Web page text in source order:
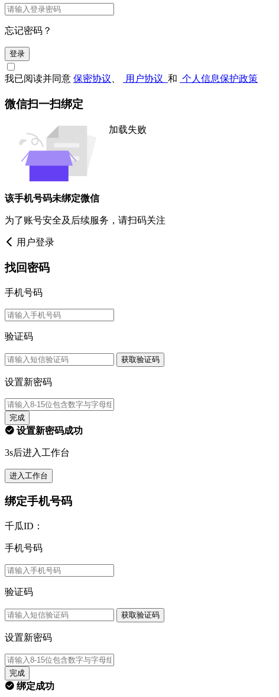
忘记密码？
登录
我已阅读并同意 保密协议 用户协议 和 个人信息保护政策
微信扫一扫绑定
加载失败
该手机号码未绑定微信
为了账号安全及后续服务，请扫码关注
用户登录
找回密码
手机号码
验证码
获取验证码
设置新密码
完成
设置新密码成功
3s后进入工作台
进入工作台
绑定手机号码
千瓜ID：
手机号码
验证码
获取验证码
设置新密码
完成
绑定成功